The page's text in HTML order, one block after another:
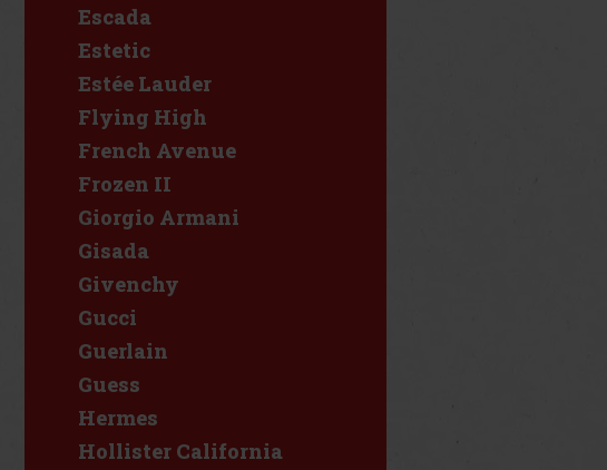
Escada
Estetic
Estée Lauder
Flying High
French Avenue
Frozen II
Giorgio Armani
Gisada
Givenchy
Gucci
Guerlain
Guess
Hermes
Hollister California